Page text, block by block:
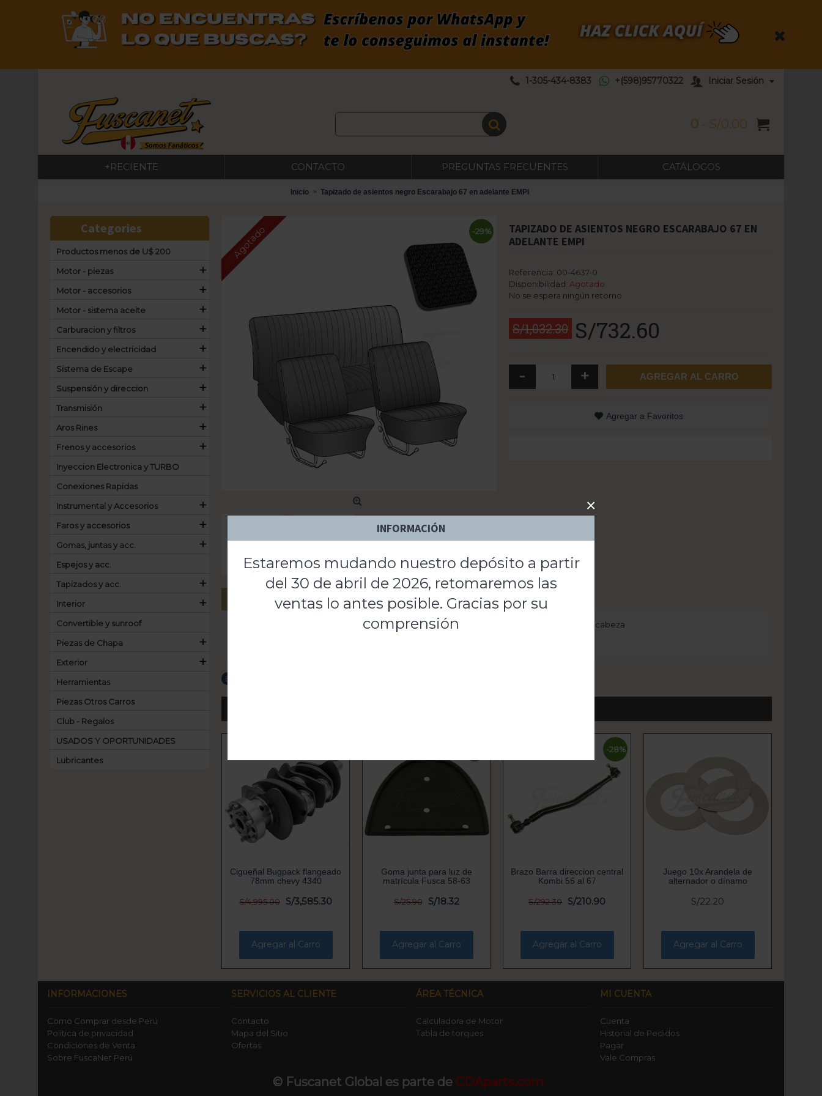
INFORMACIÓN
Estaremos mudando nuestro depósito a partir
del 30 de abril de 2026, retomaremos las
ventas lo antes posible. Gracias por su
comprensión
×
1-305-434-8383 +(598)95770322 Iniciar Sesión
0 - S/0.00
+RECIENTE CONTACTO PREGUNTAS FRECUENTES CATÁLOGOS
Inicio Tapizado de asientos negro Escarabajo 67 en adelante EMPI
Categories
Productos menos de U$ 200
Motor - piezas
+
Motor - accesorios +
Motor - sistema aceite +
Carburacion y filtros +
Encendido y electricidad +
Sistema de Escape +
Suspensión y direccion +
Transmisión +
Aros Rines +
Frenos y accesorios +
Inyeccion Electronica y TURBO
Conexiones Rapidas
Instrumental y Accesorios
+
Faros y accesorios +
Gomas, juntas y acc. +
Espejos y acc.
Tapizados y acc.
+
Interior +
Convertible y sunroof
Piezas de Chapa
+
Exterior +
Herramientas
Piezas Otros Carros
Club - Regalos
USADOS Y OPORTUNIDADES
Lubricantes
-29%
Agotado
TAPIZADO DE ASIENTOS NEGRO ESCARABAJO 67 EN
ADELANTE EMPI
Referencia: 00-4637-0
Disponibilidad: Agotado
No se espera ningún retorno
S/1,032.30 S/732.60
- + AGREGAR AL CARRO
Agregar a Favoritos
Descripción
Juego de tapizado de asientos EMPI negro Escarabajo 67 en adelante version std, sin apoya cabeza
Etiquetas:
Cigueñal Bugpack flangeado
78mm chevy 4340
S/4,995.00 S/3,585.30
Agregar al Carro
Goma junta para luz de
matrícula Fusca 58-63
S/25.90 S/18.32
Agregar al Carro
-28%
Brazo Barra direccion central
Kombi 55 al 67
S/292.30 S/210.90
Agregar al Carro
Juego 10x Arandela de
alternador o dínamo
S/22.20
Agregar al Carro
INFORMACIONES
Como Comprar desde Perú
Política de privacidad
Condiciones de Venta
Sobre FuscaNet Perú
SERVICIOS AL CLIENTE
Contacto
Mapa del Sitio
Ofertas
ÁREA TÉCNICA
Calculadora de Motor
Tabla de torques
MI CUENTA
Cuenta
Historial de Pedidos
Pagar
Vale Compras
© Fuscanet Global es parte de CDAparts.com